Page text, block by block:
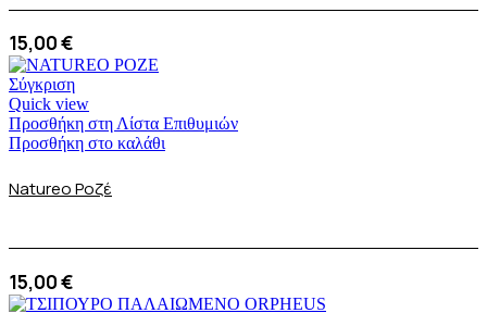
15,00€
Σύγκριση
Quick view
Προσθήκη στη Λίστα Επιθυμιών
Προσθήκη στο καλάθι
Natureo Ροζέ
15,00€